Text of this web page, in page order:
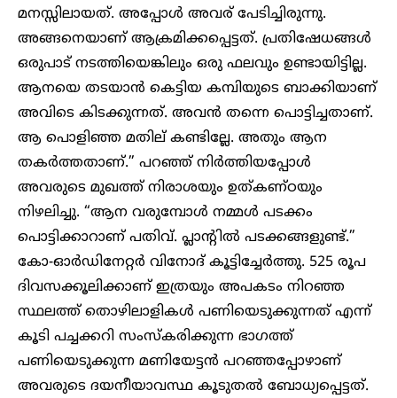
മനസ്സിലായത്. അപ്പോൾ അവര് പേടിച്ചിരുന്നു.
അങ്ങനെയാണ് ആക്രമിക്കപ്പെട്ടത്. പ്രതിഷേധങ്ങൾ
ഒരുപാട് നടത്തിയെങ്കിലും ഒരു ഫലവും ഉണ്ടായിട്ടില്ല.
ആനയെ തടയാൻ കെട്ടിയ കമ്പിയുടെ ബാക്കിയാണ്
അവിടെ കിടക്കുന്നത്. അവൻ തന്നെ പൊട്ടിച്ചതാണ്.
ആ പൊളിഞ്ഞ മതില് കണ്ടില്ലേ. അതും ആന
തകർത്തതാണ്.” പറഞ്ഞ് നിർത്തിയപ്പോൾ
അവരുടെ മുഖത്ത് നിരാശയും ഉത്കണ്ഠയും
നിഴലിച്ചു. “ആന വരുമ്പോൾ നമ്മൾ പടക്കം
പൊട്ടിക്കാറാണ് പതിവ്. പ്ലാന്റിൽ പടക്കങ്ങളുണ്ട്.”
കോ-ഓർഡിനേറ്റർ വിനോദ് കൂട്ടിച്ചേർത്തു. 525 രൂപ
ദിവസക്കൂലിക്കാണ് ഇത്രയും അപകടം നിറഞ്ഞ
സ്ഥലത്ത് തൊഴിലാളികൾ പണിയെടുക്കുന്നത് എന്ന്
കൂടി പച്ചക്കറി സംസ്കരിക്കുന്ന ഭാഗത്ത്
പണിയെടുക്കുന്ന മണിയേട്ടൻ പറഞ്ഞപ്പോഴാണ്
അവരുടെ ദയനീയാവസ്ഥ കൂടുതൽ ബോധ്യപ്പെട്ടത്.